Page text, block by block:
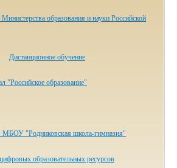
образования и науки Российской
Дистанционное обучение
"Российское образование"
МБОУ "Родниковская школа-гимназия"
образовательных ресурсов